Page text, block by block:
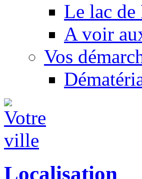
Le lac de
A voir
Vos
Localisation